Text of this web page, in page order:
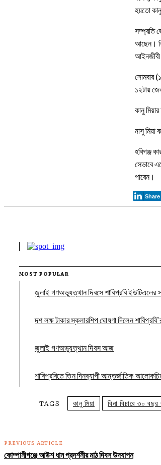
হয়তো
সম্প্রতি
আছেন।
সোমবার
১২টায়
কানু
নাসু
হবিগঞ্জ
সেভাবে
পারেন।
Share
MOST POPULAR
জুলাই গণঅভ্যুত্থান দিবসে শাবিপ্রবি ইউটিএলের
দশ লক্ষ টাকার স্কলারশিপ ঘোষণা দিলেন
জুলাই গণঅভ্যুত্থান দিবস আজ
শাবিপ্রবিতে তিন দিনব্যাপী আন্তর্জাতিক
TAGS কানু মিয়া বিনা বিচারে ৩০
PREVIOUS ARTICLE
কোম্পানীগঞ্জে আউশ ধান প্রদর্শনীর মাঠ দিবস উদযাপন